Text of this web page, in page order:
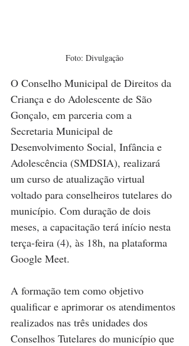
Foto: Divulgação
O Conselho Municipal de Direitos da
Criança e do Adolescente de São
Gonçalo, em parceria com a
Secretaria Municipal de
Desenvolvimento Social, Infância e
Adolescência (SMDSIA), realizará
um curso de atualização virtual
voltado para conselheiros tutelares do
município. Com duração de dois
meses, a capacitação terá início nesta
terça-feira (4), às 18h, na plataforma
Google Meet.
A formação tem como objetivo
qualificar e aprimorar os atendimentos
realizados nas três unidades dos
Conselhos Tutelares do município que